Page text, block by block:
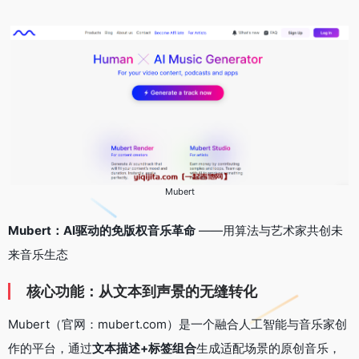
Mubert
Mubert：AI驱动的免版权音乐革命 ——用算法与艺术家共创未
来音乐生态
核心功能：从文本到声景的无缝转化
Mubert（官网：mubert.com）是一个融合人工智能与音乐家创
作的平台，通过文本描述+标签组合生成适配场景的原创音乐，